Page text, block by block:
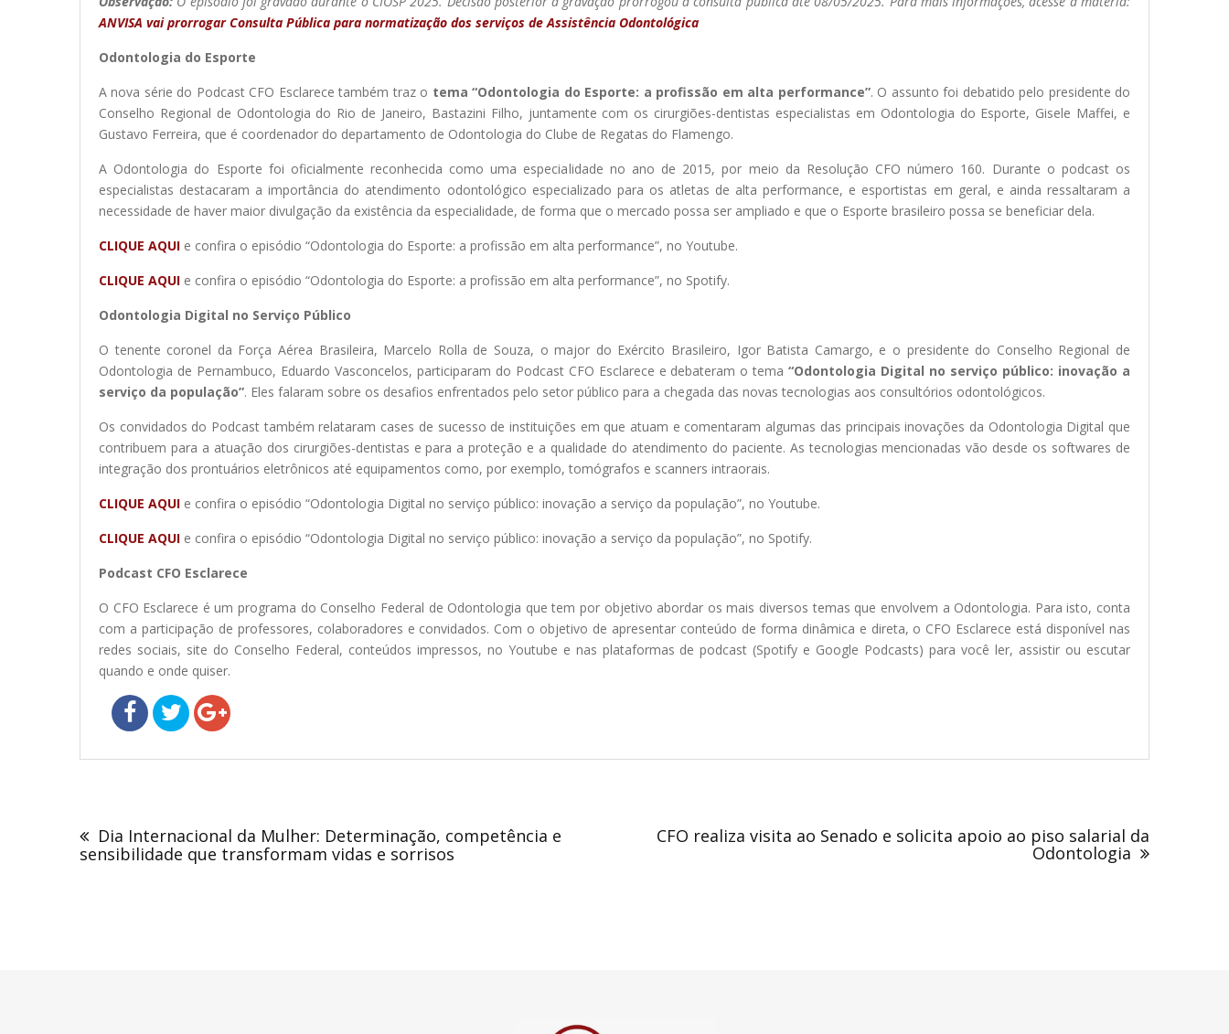
ANVISA vai prorrogar Consulta Pública para normatização dos serviços de Assistência Odontológica
Odontologia do Esporte
A nova série do Podcast CFO Esclarece também traz o tema “Odontologia do Esporte: a profissão em alta performance”. O assunto foi debatido pelo presidente do
Conselho Regional de Odontologia do Rio de Janeiro, Bastazini Filho, juntamente com os cirurgiões-dentistas especialistas em Odontologia do Esporte, Gisele Maffei, e
Gustavo Ferreira, que é coordenador do departamento de Odontologia do Clube de Regatas do Flamengo.
A Odontologia do Esporte foi oficialmente reconhecida como uma especialidade no ano de 2015, por meio da Resolução CFO número 160. Durante o podcast os
especialistas destacaram a importância do atendimento odontológico especializado para os atletas de alta performance, e esportistas em geral, e ainda ressaltaram a
necessidade de haver maior divulgação da existência da especialidade, de forma que o mercado possa ser ampliado e que o Esporte brasileiro possa se beneficiar dela.
CLIQUE AQUI e confira o episódio “Odontologia do Esporte: a profissão em alta performance”, no Youtube.
CLIQUE AQUI e confira o episódio “Odontologia do Esporte: a profissão em alta performance”, no Spotify.
Odontologia Digital no Serviço Público
O tenente coronel da Força Aérea Brasileira, Marcelo Rolla de Souza, o major do Exército Brasileiro, Igor Batista Camargo, e o presidente do Conselho Regional de
Odontologia de Pernambuco, Eduardo Vasconcelos, participaram do Podcast CFO Esclarece e debateram o tema“Odontologia Digital no serviço público: inovação a
serviço da população”. Eles falaram sobre os desafios enfrentados pelo setor público para a chegada das novas tecnologias aos consultórios odontológicos.
Os convidados do Podcast também relataram cases de sucesso de instituições em que atuam e comentaram algumas das principais inovações da Odontologia Digital que
contribuem para a atuação dos cirurgiões-dentistas e para a proteção e a qualidade do atendimento do paciente. As tecnologias mencionadas vão desde os softwares de
integração dos prontuários eletrônicos até equipamentos como, por exemplo, tomógrafos e scanners intraorais.
CLIQUE AQUI e confira o episódio “Odontologia Digital no serviço público: inovação a serviço da população”, no Youtube.
CLIQUE AQUI e confira o episódio “Odontologia Digital no serviço público: inovação a serviço da população”, no Spotify.
Podcast CFO Esclarece
O CFO Esclarece é um programa do Conselho Federal de Odontologia que tem por objetivo abordar os mais diversos temas que envolvem a Odontologia. Para isto, conta
com a participação de professores, colaboradores e convidados. Com o objetivo de apresentar conteúdo de forma dinâmica e direta, o CFO Esclarece está disponível nas
redes sociais, site do Conselho Federal, conteúdos impressos, no Youtube e nas plataformas de podcast (Spotify e Google Podcasts) para você ler, assistir ou escutar
quando e onde quiser.
de
Post
Dia Internacional da Mulher: Determinação, competência e
sensibilidade que transformam vidas e sorrisos
CFO realiza visita ao Senado e solicita apoio ao piso salarial da
Odontologia